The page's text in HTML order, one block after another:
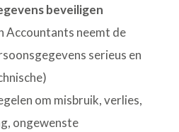
beveiligen
Accountants neemt de
serieus en
om misbruik, verlies,
ongewenste